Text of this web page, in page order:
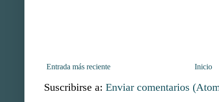
Entrada más reciente Inicio
Suscribirse a: Enviar comentarios